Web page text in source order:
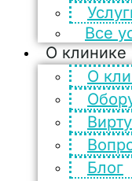
Все
О клинике
О
Блог